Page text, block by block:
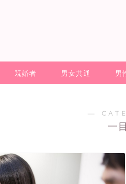
既婚者 男女共通 男
―
一